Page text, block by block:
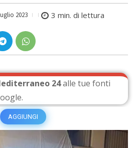
2023 3 min. di lettura
24alle tue fonti
AGGIUNGI